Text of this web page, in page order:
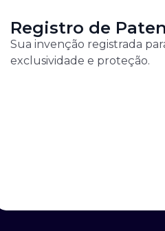
Registro de
Sua invenção registrada
exclusividade e proteção.